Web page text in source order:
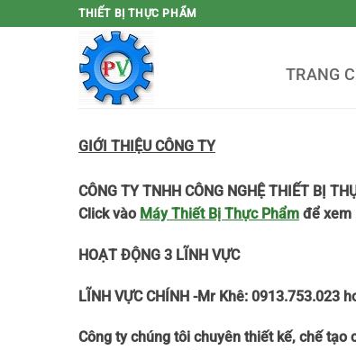
qua
THIẾT BỊ THỰC PHẨM
TRANG
GIỚI THIỆU CÔNG TY
CÔNG TY TNHH CÔNG NGHỆ THIẾT BỊ
Click vào Máy Thiết Bị Thực Phẩm để xem
HOẠT ĐỘNG 3 LĨNH VỰC
LĨNH VỰC CHÍNH -Mr Khê: 0913.753.023
Công ty chúng tôi chuyên thiết kế, chế